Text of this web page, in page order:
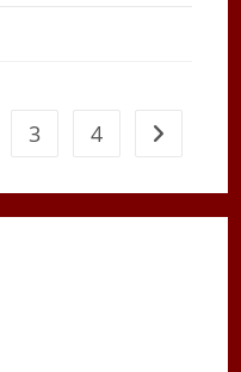
3 4 Zur